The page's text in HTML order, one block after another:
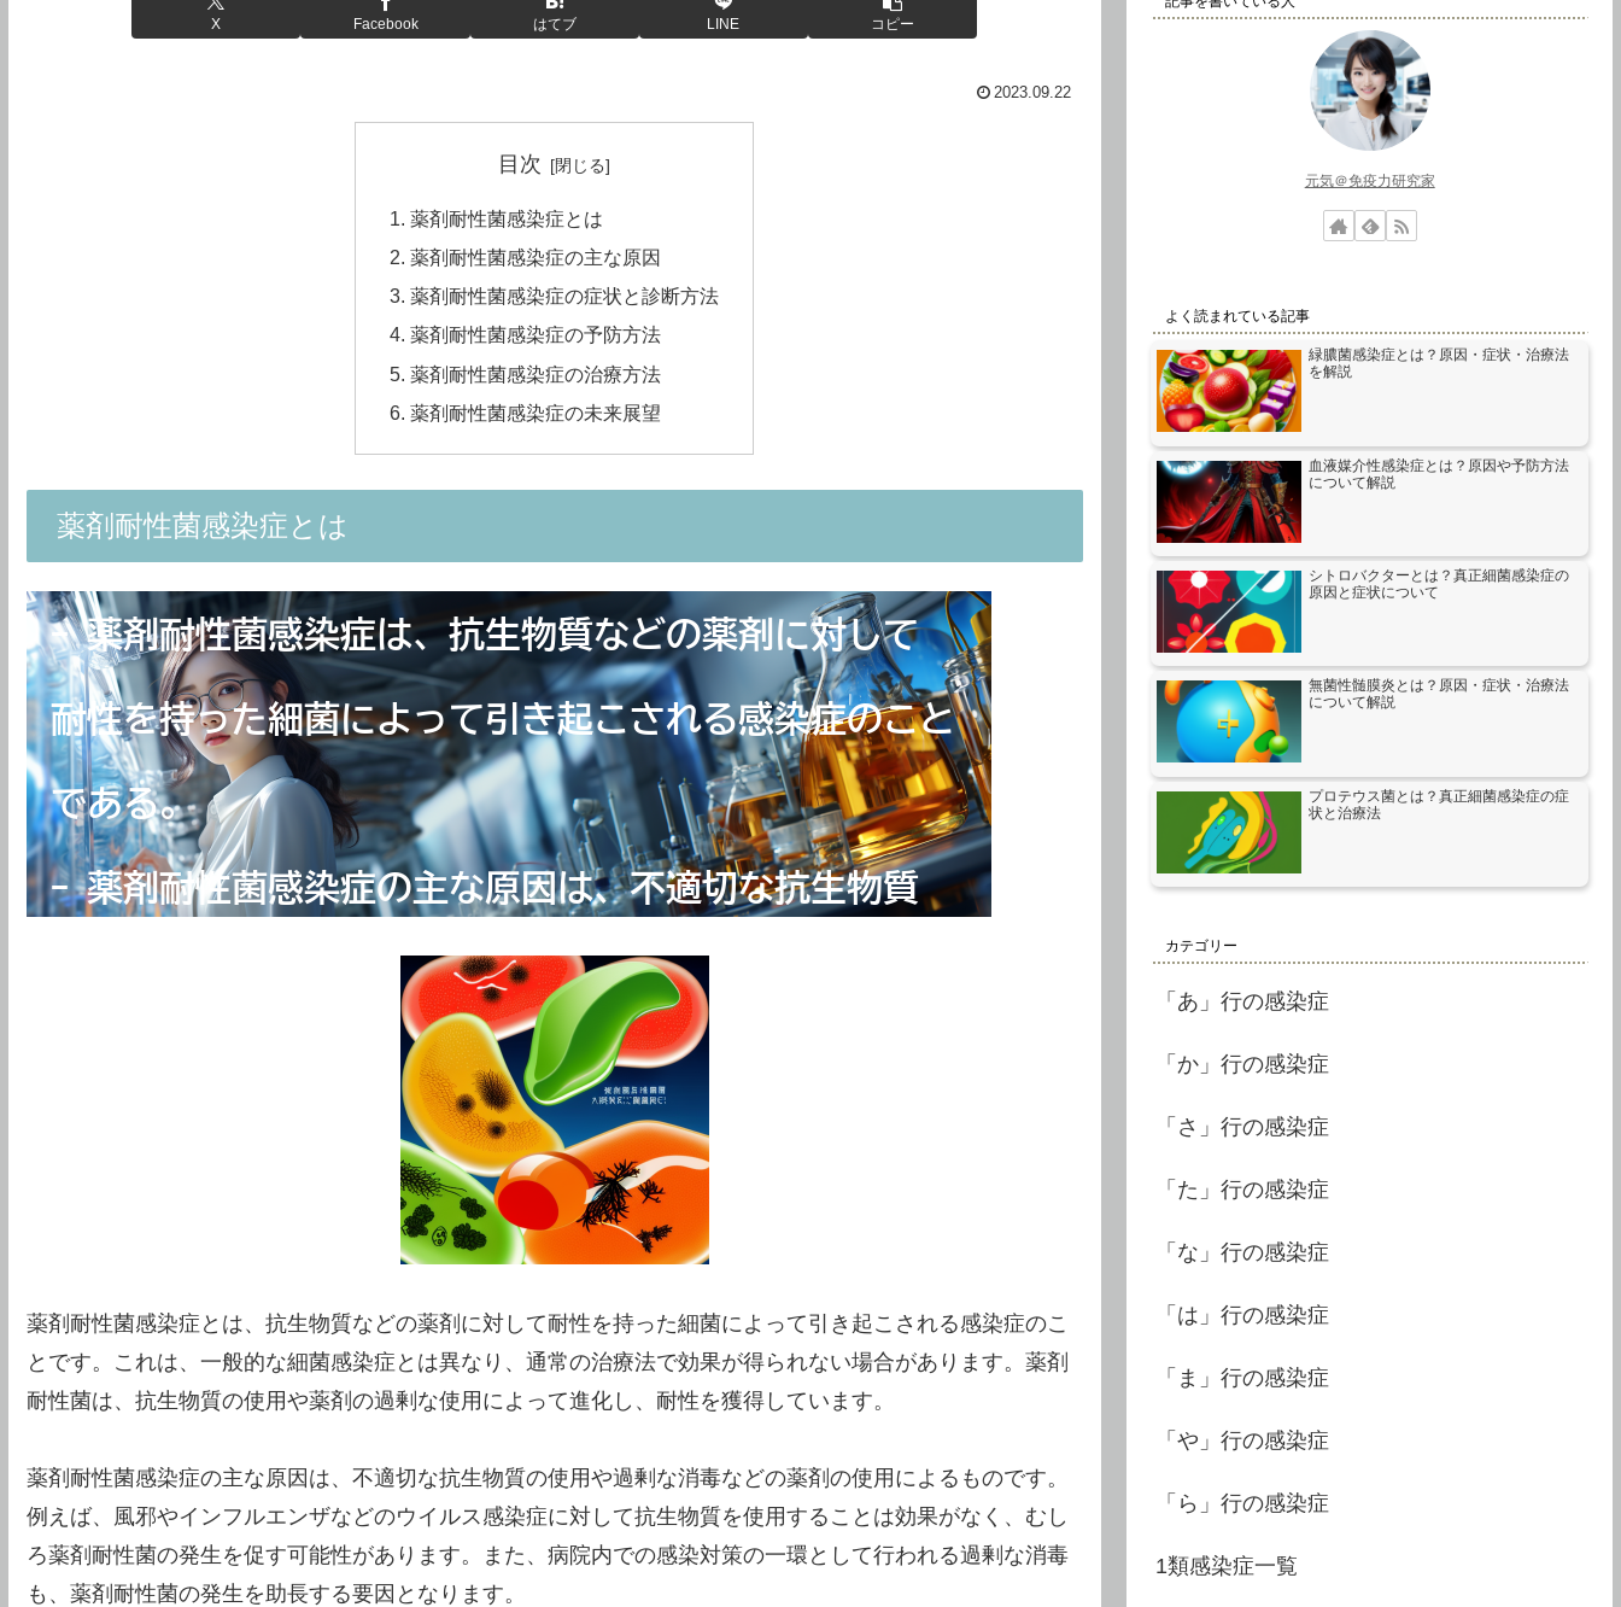
X Facebook はてブ LINE コピー
2023.09.22
目次
薬剤耐性菌感染症とは
薬剤耐性菌感染症の主な原因
薬剤耐性菌感染症の症状と診断方法
薬剤耐性菌感染症の予防方法
薬剤耐性菌感染症の治療方法
薬剤耐性菌感染症の未来展望
薬剤耐性菌感染症とは
薬剤耐性菌感染症とは、抗生物質などの薬剤に対して耐性を持った細菌によって引き起こされる感染症のこ
とです。これは、一般的な細菌感染症とは異なり、通常の治療法で効果が得られない場合があります。薬剤
耐性菌は、抗生物質の使用や薬剤の過剰な使用によって進化し、耐性を獲得しています。
薬剤耐性菌感染症の主な原因は、不適切な抗生物質の使用や過剰な消毒などの薬剤の使用によるものです。
例えば、風邪やインフルエンザなどのウイルス感染症に対して抗生物質を使用することは効果がなく、むし
ろ薬剤耐性菌の発生を促す可能性があります。また、病院内での感染対策の一環として行われる過剰な消毒
も、薬剤耐性菌の発生を助長する要因となります。
元気＠免疫力研究家
よく読まれている記事
緑膿菌感染症とは？原因・症状・治療法
を解説
血液媒介性感染症とは？原因や予防方法
について解説
シトロバクターとは？真正細菌感染症の
原因と症状について
無菌性髄膜炎とは？原因・症状・治療法
について解説
プロテウス菌とは？真正細菌感染症の症
状と治療法
カテゴリー
「あ」行の感染症
「か」行の感染症
「さ」行の感染症
「た」行の感染症
「な」行の感染症
「は」行の感染症
「ま」行の感染症
「や」行の感染症
「ら」行の感染症
1類感染症一覧